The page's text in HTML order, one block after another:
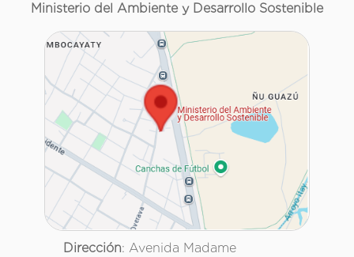
Ministerio del Ambiente y Desarrollo Sostenible
Dirección: Avenida Madame